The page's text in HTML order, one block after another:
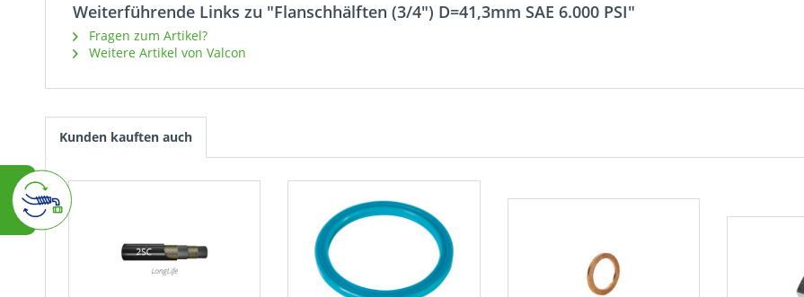
Weiterführende Links zu "Flanschhälften (3/4") D=41,3mm SAE 6.000 PSI"
Fragen zum Artikel?
Weitere Artikel von Valcon
Kunden kauften auch